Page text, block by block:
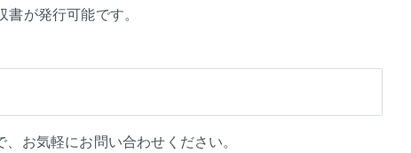
が発行可能です。
お気軽にお問い合わせください。